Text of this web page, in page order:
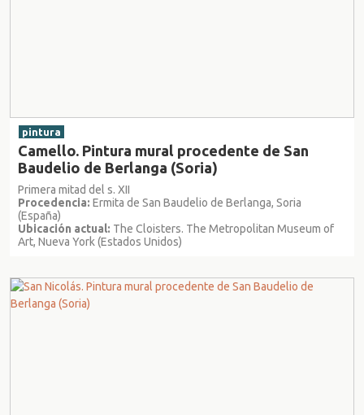
pintura
Camello. Pintura mural procedente de San
Baudelio de Berlanga (Soria)
Primera mitad del s. XII
Procedencia: Ermita de San Baudelio de Berlanga, Soria
(España)
Ubicación actual: The Cloisters. The Metropolitan Museum of
Art, Nueva York (Estados Unidos)